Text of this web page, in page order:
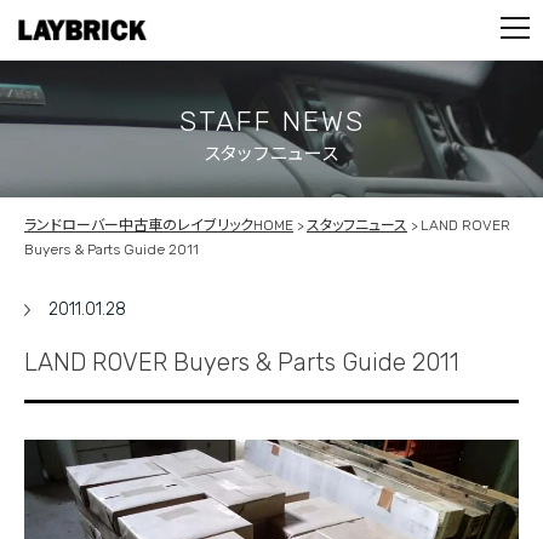
PARTS
CONTACT
PRIVACY POLICY
STAFF NEWS
スタッフニュース
ランドローバー中古車のレイブリックHOME スタッフニュース
LAND ROVER
Buyers & Parts Guide 2011
2011.01.28
LAND ROVER Buyers & Parts Guide 2011